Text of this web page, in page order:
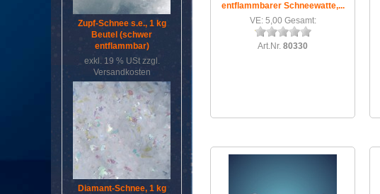
Zupf-Schnee s.e., 1 kg
Beutel (schwer
entflammbar)
exkl. 19 % UStzzgl.
Versandkosten
Diamant-Schnee, 1 kg
entflammbarer Schneewatte,...
VE: 5,00 Gesamt:
Art.Nr. 80330